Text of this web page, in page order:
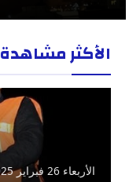
الأكثر مشاهدة
الأربعاء 26 فبراير 2025 - 11:00